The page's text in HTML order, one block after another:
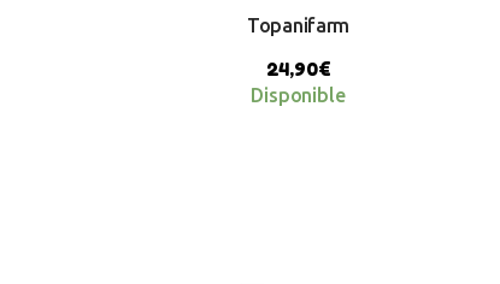
Topanifarm
24,90€
Disponible